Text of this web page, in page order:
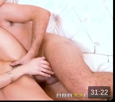
31:22